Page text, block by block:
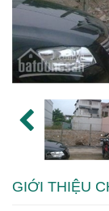
GIỚI THIỆU